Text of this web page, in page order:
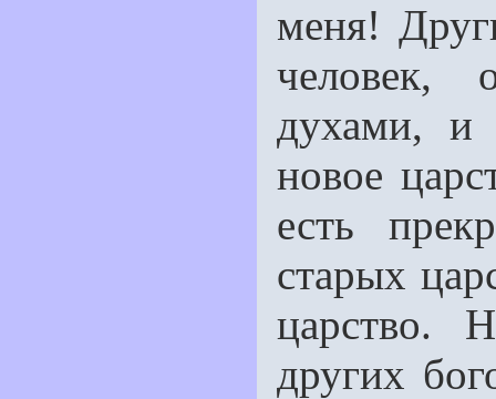
меня!
человек,
духами, и
новое
есть
старых
царство.
других